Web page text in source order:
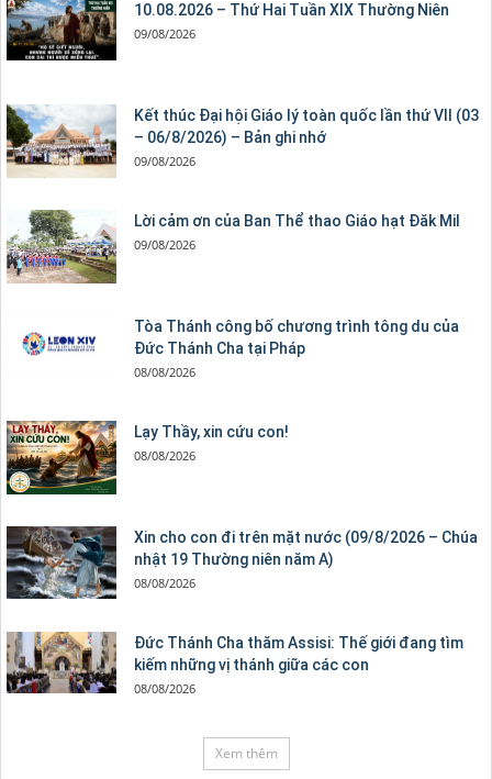
10.08.2026 – Thứ Hai Tuần XIX Thường Niên
09/08/2026
Kết thúc Đại hội Giáo lý toàn quốc lần thứ VII (03
– 06/8/2026) – Bản ghi nhớ
09/08/2026
Lời cảm ơn của Ban Thể thao Giáo hạt Đăk Mil
09/08/2026
Tòa Thánh công bố chương trình tông du của
Đức Thánh Cha tại Pháp
08/08/2026
Lạy Thầy, xin cứu con!
08/08/2026
Xin cho con đi trên mặt nước (09/8/2026 – Chúa
nhật 19 Thường niên năm A)
08/08/2026
Đức Thánh Cha thăm Assisi: Thế giới đang tìm
kiếm những vị thánh giữa các con
08/08/2026
Xem thêm